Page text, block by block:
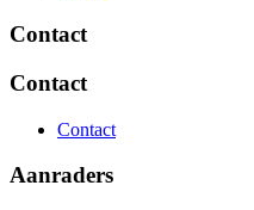
Contact
Contact
Contact
Aanraders